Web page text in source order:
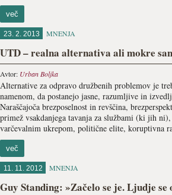
več
23. 2. 2013 MNENJA
UTD – realna alternativa ali mokre
Avtor: Urban Boljka
Alternative za odpravo družbenih problemov je
namenom, da postanejo jasne, razumljive in
Naraščajoča brezposelnost in revščina,
primež vsakdanjega tavanja za službami (ki jih
varčevalnim ukrepom, politične elite, koruptivna
več
11. 11. 2012 MNENJA
Guy Standing: »Začelo se je. Ljudje